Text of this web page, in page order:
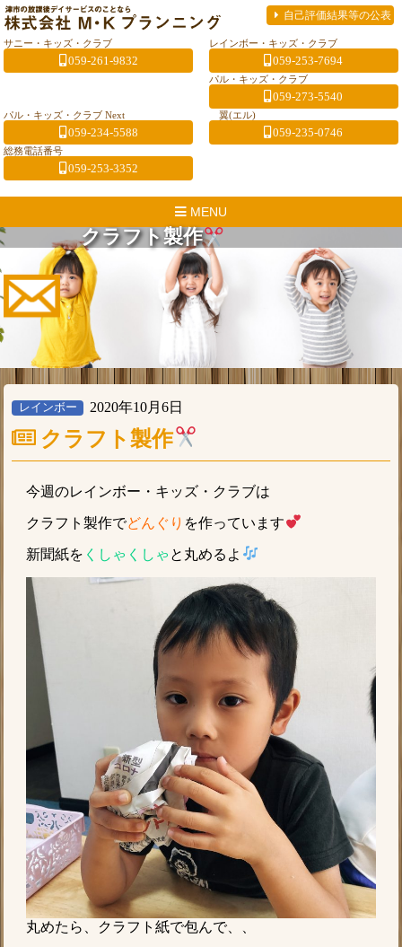
自己評価結果等の公表
サニー・キッズ・クラブ
059-261-9832
レインボー・キッズ・クラブ
059-253-7694
パル・キッズ・クラブ
059-273-5540
パル・キッズ・クラブ Next
059-234-5588
翼(エル)
059-235-0746
総務電話番号
059-253-3352
MENU
クラフト製作
レインボー 2020年10月6日
クラフト製作
今週のレインボー・キッズ・クラブは
クラフト製作でどんぐり を作っています
新聞紙を くしゃくしゃ と丸めるよ
丸めたら、クラフト紙で包んで、、